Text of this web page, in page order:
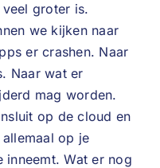
groter is.
we kijken naar
er crashen. Naar
Naar wat er
mag worden.
op de cloud en
op je
inneemt. Wat er nog